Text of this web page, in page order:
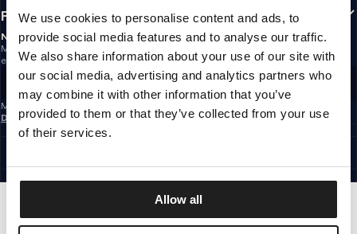
We use cookies to personalise content and ads, to
provide social media features and to analyse our traffic.
We also share information about your use of our site with
our social media, advertising and analytics partners who
may combine it with other information that you’ve
provided to them or that they’ve collected from your use
of their services.
Allow all
FOLLOW US
NEWSLETTER
Möchtest du Informationen über die neuesten Aktionen und Neuigkeiten
erhalten?
Email address
REGISTRIEREN SIE SICH
Mit der Anmeldung zum Newsletter bestätigst du, dass du die
Datenschutzerklärung gelesen hast.